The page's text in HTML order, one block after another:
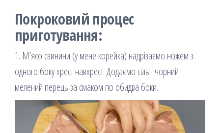
Покроковий процес
приготування:
1. М’ясо свинини (у мене корейка) надрізаємо ножем з
одного боку хрест навхрест. Додаємо сіль і чорний
мелений перець за смаком по обидва боки.